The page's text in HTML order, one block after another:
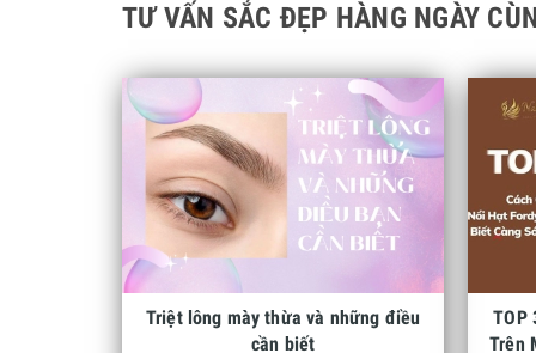
TƯ VẤN SẮC ĐẸP HÀNG NGÀY
Triệt lông mày thừa và những điều
cần biết
TOP
Trên